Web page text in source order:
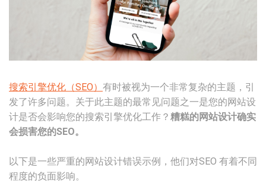
搜索引擎优化（SEO） 有时被视为一个非常复杂的主题，引
发了许多问题。关于此主题的最常见问题之一是您的网站设
计是否会影响您的搜索引擎优化工作？ 糟糕的网站设计确实
会损害您的SEO。
以下是一些严重的网站设计错误示例，他们对SEO 有着不同
程度的负面影响。